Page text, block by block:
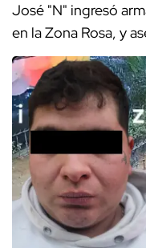
José "N" ingresó
en la Zona Rosa, y